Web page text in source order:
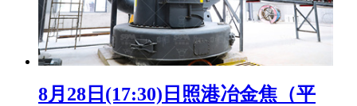
8月28日(17:30)日照港冶金焦（平